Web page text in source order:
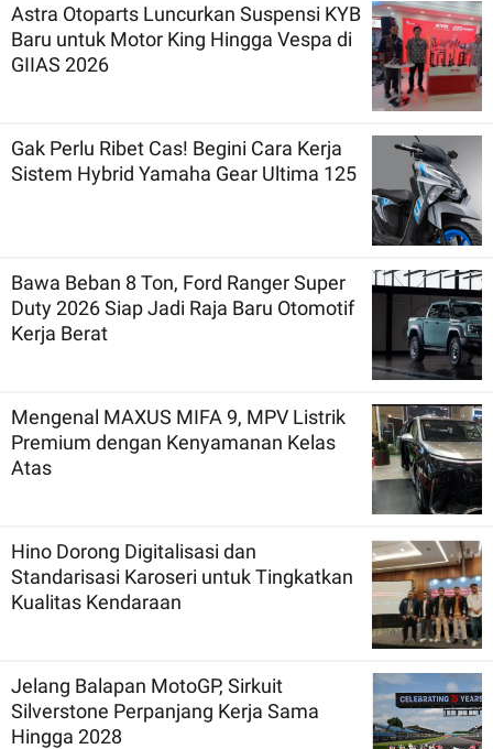
Astra Otoparts Luncurkan Suspensi KYB
Baru untuk Motor King Hingga Vespa di
GIIAS 2026
Gak Perlu Ribet Cas! Begini Cara Kerja
Sistem Hybrid Yamaha Gear Ultima 125
Bawa Beban 8 Ton, Ford Ranger Super
Duty 2026 Siap Jadi Raja Baru Otomotif
Kerja Berat
Mengenal MAXUS MIFA 9, MPV Listrik
Premium dengan Kenyamanan Kelas
Atas
Hino Dorong Digitalisasi dan
Standarisasi Karoseri untuk Tingkatkan
Kualitas Kendaraan
Jelang Balapan MotoGP, Sirkuit
Silverstone Perpanjang Kerja Sama
Hingga 2028